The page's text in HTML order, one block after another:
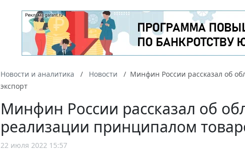
Новости и аналитика Новости
Минфин России рассказал об
экспорт
Минфин России рассказал об
реализации принципалом
22 июля 2022 15:57